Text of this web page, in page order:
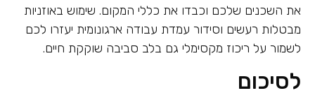
את השכנים שלכם וכבדו את כללי המקום. שימוש באוזניות
מבטלות רעשים וסידור עמדת עבודה ארגונומית יעזרו לכם
לשמור על ריכוז מקסימלי גם בלב סביבה שוקקת חיים.
לסיכום